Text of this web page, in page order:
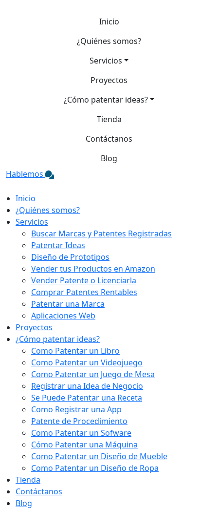
Inicio
¿Quiénes somos?
Servicios
Proyectos
¿Cómo patentar ideas?
Tienda
Contáctanos
Blog
Hablemos
Inicio
¿Quiénes somos?
Servicios
Buscar Marcas y Patentes Registradas
Patentar Ideas
Diseño de Prototipos
Vender tus Productos en Amazon
Vender Patente o Licenciarla
Comprar Patentes Rentables
Patentar una Marca
Aplicaciones Web
Proyectos
¿Cómo patentar ideas?
Como Patentar un Libro
Como Patentar un Videojuego
Como Patentar un Juego de Mesa
Registrar una Idea de Negocio
Se Puede Patentar una Receta
Como Registrar una App
Patente de Procedimiento
Como Patentar un Sofware
Cómo Patentar una Máquina
Como Patentar un Diseño de Mueble
Como Patentar un Diseño de Ropa
Tienda
Contáctanos
Blog